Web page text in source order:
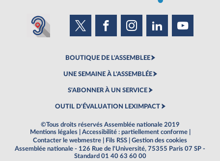
BOUTIQUE DE L'ASSEMBLEE
UNE SEMAINE À L'ASSEMBLÉE
S'ABONNER À UN SERVICE
OUTIL D'ÉVALUATION LEXIMPACT
©Tous droits réservés Assemblée nationale 2019
Mentions légales
Accessibilité : partiellement conforme
Contacter le webmestre
Fils RSS
Gestion des cookies
Assemblée nationale - 126 Rue de l'Université, 75355 Paris 07 SP -
Standard 01 40 63 60 00